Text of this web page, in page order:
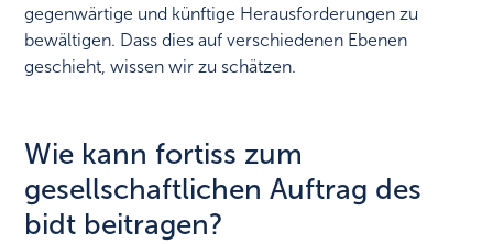
gegenwärtige und künftige Herausforderungen zu
bewältigen. Dass dies auf verschiedenen Ebenen
geschieht, wissen wir zu schätzen.
Wie kann fortiss zum
gesellschaftlichen Auftrag des
bidt beitragen?